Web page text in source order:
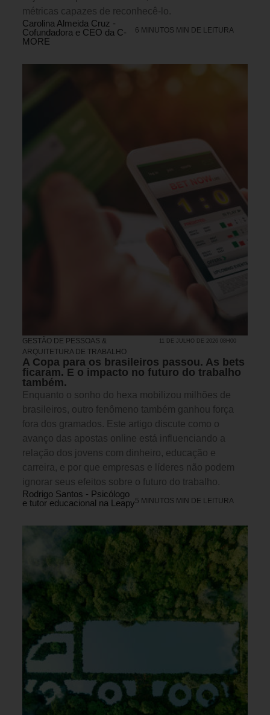
métricas capazes de reconhecê-lo.
Carolina Almeida Cruz -
Cofundadora e CEO da C-
MORE
6 MINUTOS MIN DE LEITURA
GESTÃO DE PESSOAS &
ARQUITETURA DE TRABALHO
11 DE JULHO DE 2026 08H00
A Copa para os brasileiros passou. As bets
ficaram. E o impacto no futuro do trabalho
também.
Enquanto o sonho do hexa mobilizou milhões de
brasileiros, outro fenômeno também ganhou força
fora dos gramados. Este artigo discute como o
avanço das apostas online está influenciando a
relação dos jovens com dinheiro, educação e
carreira, e por que empresas e líderes não podem
ignorar seus efeitos sobre o futuro do trabalho.
Rodrigo Santos - Psicólogo
e tutor educacional na Leapy5 MINUTOS MIN DE LEITURA